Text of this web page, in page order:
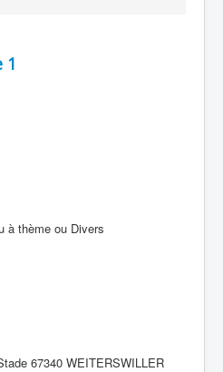
1
à thème ou Divers
67340 WEITERSWILLER